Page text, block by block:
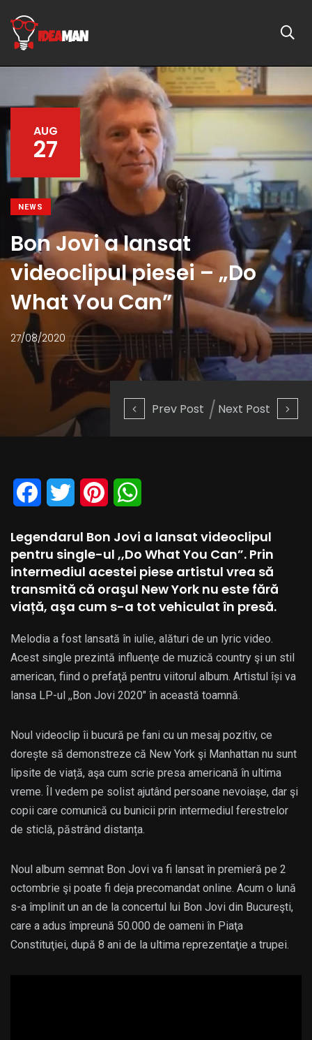
Prev Post Next Post
AUG
27
NEWS
Bon Jovi a lansat
videoclipul piesei – „Do
What You Can”
27/08/2020
Facebook
Twitter Pinterest
Legendarul Bon Jovi a lansat videoclipul
pentru single-ul ,,Do What You Can”. Prin
intermediul acestei piese artistul vrea să
transmită că oraşul New York nu este fără
viață, aşa cum s-a tot vehiculat în presă.
Melodia a fost lansată în iulie, alături de un lyric video.
Acest single prezintă influenţe de muzică country şi un stil
american, fiind o prefaţă pentru viitorul album. Artistul își va
lansa LP-ul ,,Bon Jovi 2020″ în această toamnă.
Noul videoclip îi bucură pe fani cu un mesaj pozitiv, ce
dorește să demonstreze că New York şi Manhattan nu sunt
lipsite de viață, aşa cum scrie presa americană în ultima
vreme. Îl vedem pe solist ajutând persoane nevoiaşe, dar şi
copii care comunică cu bunicii prin intermediul ferestrelor
de sticlă, păstrând distanța.
Noul album semnat Bon Jovi va fi lansat în premieră pe 2
octombrie şi poate fi deja precomandat online. Acum o lună
s-a împlinit un an de la concertul lui Bon Jovi din Bucureşti,
care a adus împreună 50.000 de oameni în Piaţa
Constituţiei, după 8 ani de la ultima reprezentaţie a trupei.